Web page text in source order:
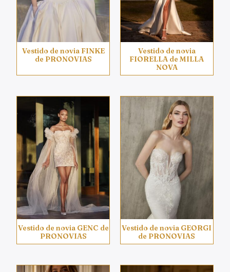
Vestido de novia FINKE
de PRONOVIAS
Vestido de novia
FIORELLA de MILLA
NOVA
Vestido de novia GENC de
PRONOVIAS
Vestido de novia GEORGI
de PRONOVIAS